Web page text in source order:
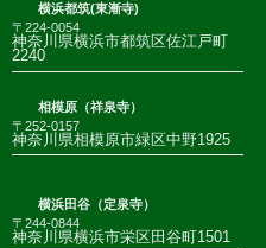
横浜都筑(東漸寺)
〒224-0054
神奈川県横浜市都筑区佐江戸町
2240
相模原（祥泉寺）
〒252-0157
神奈川県相模原市緑区中野1925
横浜田谷（定泉寺）
〒244-0844
神奈川県横浜市栄区田谷町1501